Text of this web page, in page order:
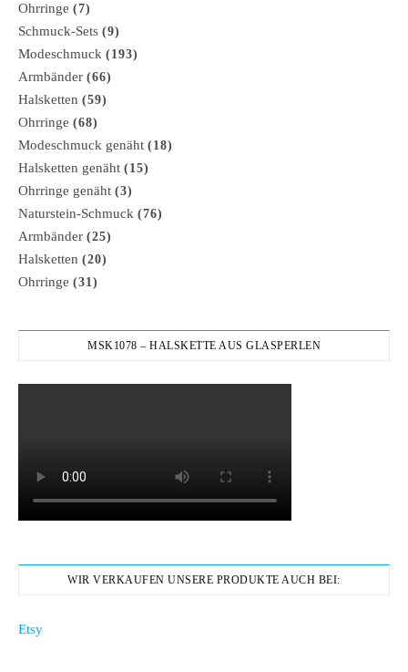
Ohrringe (7)
Schmuck-Sets (9)
Modeschmuck (193)
Armbänder (66)
Halsketten (59)
Ohrringe (68)
Modeschmuck genäht (18)
Halsketten genäht (15)
Ohrringe genäht (3)
Naturstein-Schmuck (76)
Armbänder (25)
Halsketten (20)
Ohrringe (31)
MSK1078 – HALSKETTE AUS GLASPERLEN
WIR VERKAUFEN UNSERE PRODUKTE AUCH BEI:
Etsy